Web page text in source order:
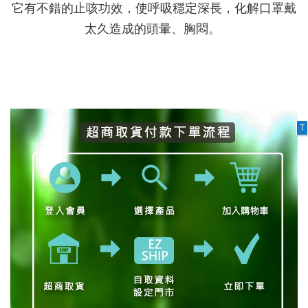
它有不錯的止咳功效，使呼吸穩定深長，化解口罩戴
太久造成的頭暈、胸悶。
T